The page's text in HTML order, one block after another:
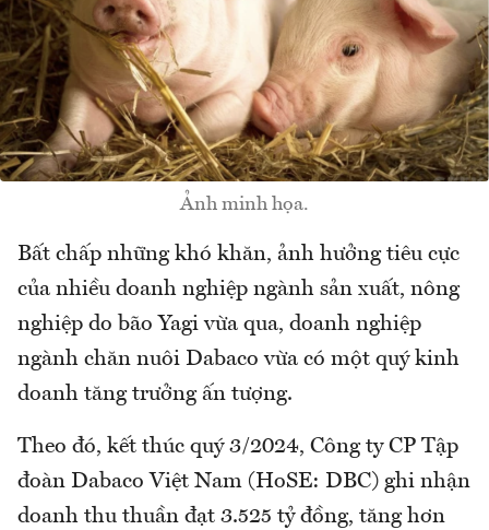
Ảnh minh họa.
Bất chấp những khó khăn, ảnh hưởng tiêu cực
của nhiều doanh nghiệp ngành sản xuất, nông
nghiệp do bão Yagi vừa qua, doanh nghiệp
ngành chăn nuôi Dabaco vừa có một quý kinh
doanh tăng trưởng ấn tượng.
Theo đó, kết thúc quý 3/2024, Công ty CP Tập
đoàn Dabaco Việt Nam (HoSE: DBC) ghi nhận
doanh thu thuần đạt 3.525 tỷ đồng, tăng hơn